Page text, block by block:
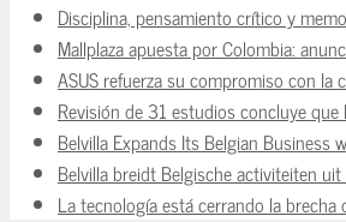
Disciplina, pensamiento crítico y
Mallplaza apuesta por Colombia:
ASUS refuerza su compromiso con
Revisión de 31 estudios concluye
Belvilla Expands Its Belgian Business
Belvilla breidt Belgische activiteiten
La tecnología está cerrando la brecha